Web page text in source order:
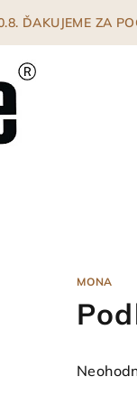
ĎAKUJEME ZA
MONA